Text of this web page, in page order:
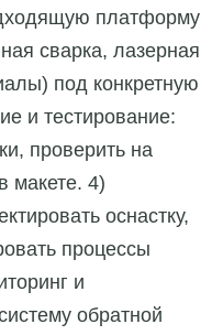
платформу
сварка, лазерная
под конкретную
и тестирование:
проверить на
макете. 4)
оснастку,
процессы
и
обратной